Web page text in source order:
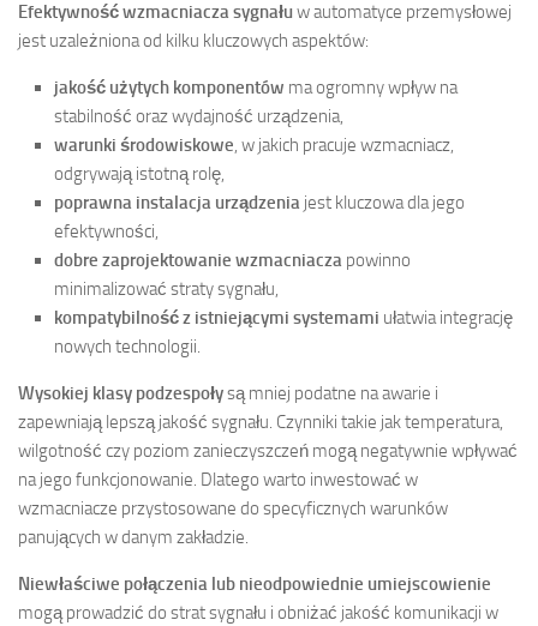
Efektywność wzmacniacza sygnałuw automatyce przemysłowej
jest uzależniona od kilku kluczowych aspektów:
jakość użytych komponentów ma ogromny wpływ na
stabilność oraz wydajność urządzenia,
warunki środowiskowe, w jakich pracuje wzmacniacz,
odgrywają istotną rolę,
poprawna instalacja urządzenia jest kluczowa dla jego
efektywności,
dobre zaprojektowanie wzmacniacza powinno
minimalizować straty sygnału,
kompatybilność z istniejącymi systemami ułatwia integrację
nowych technologii.
Wysokiej klasy podzespołysą mniej podatne na awarie i
zapewniają lepszą jakość sygnału. Czynniki takie jak temperatura,
wilgotność czy poziom zanieczyszczeń mogą negatywnie wpływać
na jego funkcjonowanie. Dlatego warto inwestować w
wzmacniacze przystosowane do specyficznych warunków
panujących w danym zakładzie.
Niewłaściwe połączenia lub nieodpowiednie umiejscowienie
mogą prowadzić do strat sygnału i obniżać jakość komunikacji w